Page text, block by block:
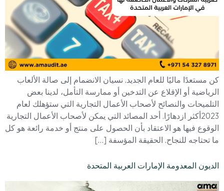
كن مستعدًا ماليًا للعام الجديد. نسيان الانضمام إلى صالة الألعاب
الرياضية أو الإقلاع عن التدخين أو ممارسة التأمل، لدينا بعض
التلميحات والنصائح لأصحاب الأعمال التجارية التي ستؤهلك لعام
2023أكثر ازدهارًا. أحد المصائد التي يمكن لأصحاب الأعمال التجارية
الوقوع فيها هو الاعتقاد بأن الحصول على منتج أو خدمة رائعة هو كل
ما تحتاجه للنجاح. الحقيقة المؤسفة […]
الديون المعدومة الإمارات العربية المتحدة